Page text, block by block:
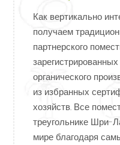
Как вертикально
получаем
партнерского
органического
из избранных
хозяйств. Все
треугольнике Шри-
мире благодаря